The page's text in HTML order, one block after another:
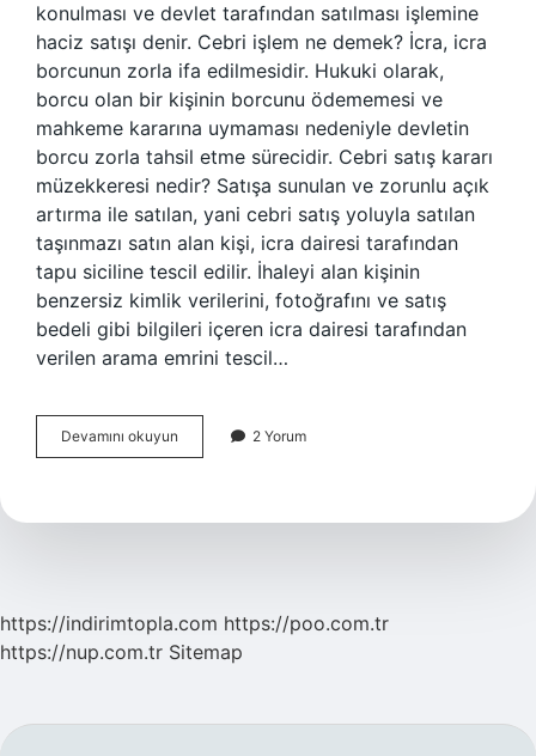
konulması ve devlet tarafından satılması işlemine
haciz satışı denir. Cebri işlem ne demek? İcra, icra
borcunun zorla ifa edilmesidir. Hukuki olarak,
borcu olan bir kişinin borcunu ödememesi ve
mahkeme kararına uymaması nedeniyle devletin
borcu zorla tahsil etme sürecidir. Cebri satış kararı
müzekkeresi nedir? Satışa sunulan ve zorunlu açık
artırma ile satılan, yani cebri satış yoluyla satılan
taşınmazı satın alan kişi, icra dairesi tarafından
tapu siciline tescil edilir. İhaleyi alan kişinin
benzersiz kimlik verilerini, fotoğrafını ve satış
bedeli gibi bilgileri içeren icra dairesi tarafından
verilen arama emrini tescil…
Devamını okuyun
Satış
Gelir
2 Yorum
https://indirimtopla.com https://poo.com.tr
https://nup.com.tr Sitemap